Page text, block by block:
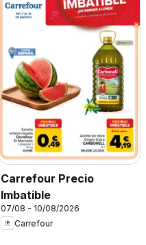
Carrefour Precio
Imbatible
07/08 - 10/08/2026
Carrefour